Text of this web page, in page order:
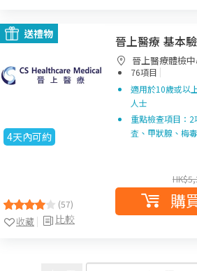
送禮物
4天內可約
(57)
比較
收藏
晉上醫療 基本
晉上醫療體檢
76項目 |
適用於10歲或以
人士
重點檢查項目：
査、甲狀腺、梅
HK$
購